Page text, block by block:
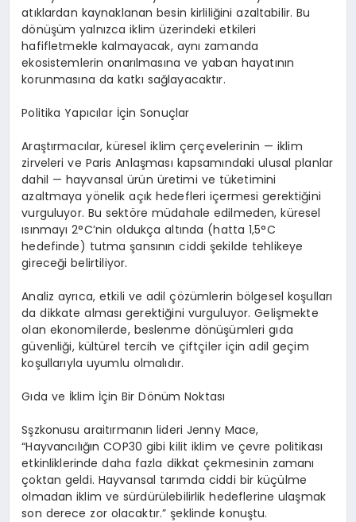
atıklardan kaynaklanan besin kirliliğini azaltabilir. Bu
dönüşüm yalnızca iklim üzerindeki etkileri
hafifletmekle kalmayacak, aynı zamanda
ekosistemlerin onarılmasına ve yaban hayatının
korunmasına da katkı sağlayacaktır.
Politika Yapıcılar İçin Sonuçlar
Araştırmacılar, küresel iklim çerçevelerinin —iklim
zirveleri ve Paris Anlaşması kapsamındaki ulusal planlar
dahil — hayvansal ürün üretimi ve tüketimini
azaltmaya yönelik açık hedefleri içermesi gerektiğini
vurguluyor. Bu sektöre müdahale edilmeden, küresel
ısınmayı 2°C’nin oldukça altında (hatta 1,5°C
hedefinde) tutma şansının ciddi şekilde tehlikeye
gireceği belirtiliyor.
Analiz ayrıca, etkili ve adil çözümlerin bölgesel koşulları
da dikkate alması gerektiğini vurguluyor. Gelişmekte
olan ekonomilerde, beslenme dönüşümleri gıda
güvenliği, kültürel tercih ve çiftçiler için adil geçim
koşullarıyla uyumlu olmalıdır.
Gıda ve İklim İçin Bir Dönüm Noktası
Sşzkonusu araitırmanın lideri Jenny Mace,
“Hayvancılığın COP30 gibi kilit iklim ve çevre politikası
etkinliklerinde daha fazla dikkat çekmesinin zamanı
çoktan geldi. Hayvansal tarımda ciddi bir küçülme
olmadan iklim ve sürdürülebilirlik hedeflerine ulaşmak
son derece zor olacaktır.” şeklinde konuştu.